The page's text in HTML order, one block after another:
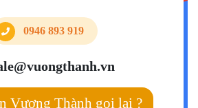
0946 893 919
Vương Thành gọi lại ?